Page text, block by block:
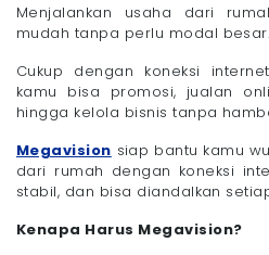
Menjalankan usaha dari
mudah tanpa perlu modal besar.
Cukup dengan koneksi
kamu bisa promosi, jualan
hingga kelola bisnis tanpa
Megavision siap bantu kamu
dari rumah dengan koneksi
stabil, dan bisa diandalkan
Kenapa Harus Megavision?